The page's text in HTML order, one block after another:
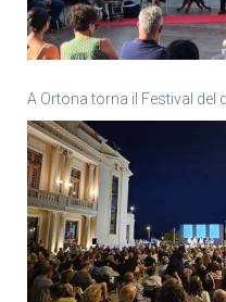
A Ortona torna il Festival del